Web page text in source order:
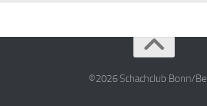
©2026 Schachclub Bonn/